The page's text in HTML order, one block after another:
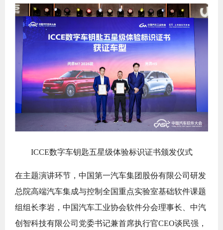
ICCE数字车钥匙五星级体验标识证书颁发仪式
在主题演讲环节，中国第一汽车集团股份有限公司研发
总院高端汽车集成与控制全国重点实验室基础软件课题
组组长李岩，中国汽车工业协会软件分会理事长、中汽
创智科技有限公司党委书记兼首席执行官CEO谈民强，